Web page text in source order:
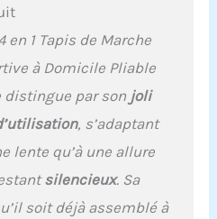
en 1 Tapis de Marche
à Domicile Pliable
distingue par son joli
, s’adaptant
lente qu’à une allure
silencieux. Sa
soit déjà assemblé à